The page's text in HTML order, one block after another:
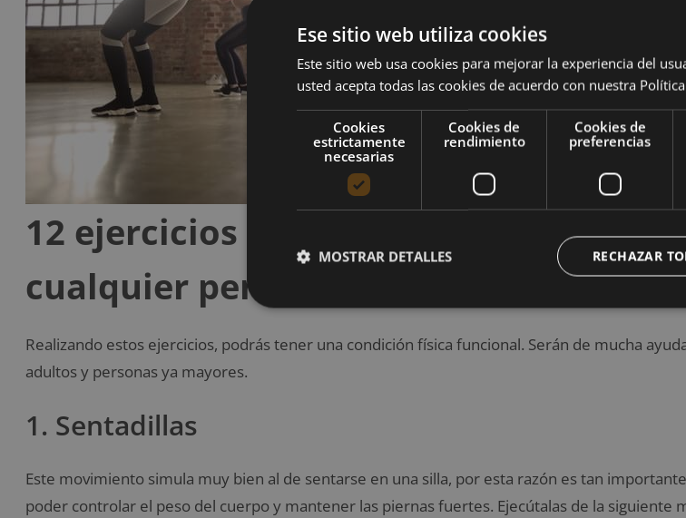
12 ejercicios funcionales ideales para
cualquier persona
Realizando estos ejercicios, podrás tener una condición física funcional. Serán de mucha
adultos y personas ya mayores.
1. Sentadillas
Este movimiento simula muy bien al de sentarse en una silla, por esta razón es tan
poder controlar el peso del cuerpo y mantener las piernas fuertes. Ejecútalas de la siguiente
Ese sitio web utiliza cookies
Este sitio web usa cookies para mejorar la experiencia del
usted acepta todas las cookies de acuerdo con nuestra
Cookies
estrictamente
necesarias
Cookies de
rendimiento
Cookies de
preferencias
RECHAZAR
MOSTRAR DETALLES